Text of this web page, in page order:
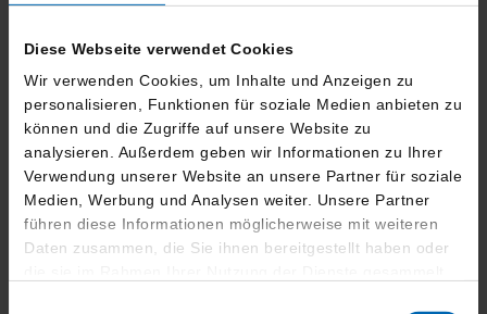
Diese Webseite verwendet Cookies
Wir verwenden Cookies, um Inhalte und Anzeigen zu
personalisieren, Funktionen für soziale Medien anbieten zu
können und die Zugriffe auf unsere Website zu
analysieren. Außerdem geben wir Informationen zu Ihrer
Verwendung unserer Website an unsere Partner für soziale
Medien, Werbung und Analysen weiter. Unsere Partner
führen diese Informationen möglicherweise mit weiteren
Daten zusammen, die Sie ihnen bereitgestellt haben oder
KONTAKT &
ADRESSE
Hubauer GmbH
Ingolstädter Str. 19
84030 Landshut